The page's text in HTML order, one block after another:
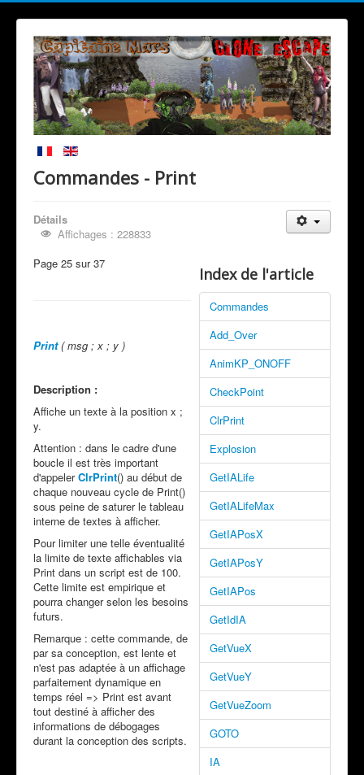
Commandes - Print
Détails
Affichages : 228833
Index de l'article
Commandes
Add_Over
AnimKP_ONOFF
CheckPoint
ClrPrint
Explosion
GetIALife
GetIALifeMax
GetIAPosX
GetIAPosY
GetIAPos
GetIdIA
GetVueX
GetVueY
GetVueZoom
GOTO
IA
Page 25 sur 37
Print( msg ; x ; y )
Description :
Affiche un texte à la position x ;
y.
Attention : dans le cadre d'une
boucle il est très important
d'appelerClrPrint() au début de
chaque nouveau cycle de Print()
sous peine de saturer le tableau
interne de textes à afficher.
Pour limiter une telle éventualité
la limite de texte affichables via
Print dans un script est de 100.
Cette limite est empirique et
pourra changer selon les besoins
futurs.
Remarque : cette commande, de
par sa conception, est lente et
n'est pas adaptée à un affichage
parfaitement dynamique en
temps réel => Print est avant
tout destiné à afficher des
informations de débogages
durant la conception des scripts.